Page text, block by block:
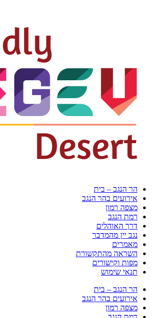
הר הנגב – בית
אירועים בהר הנגב
מצפה רמון
רמת הנגב
דרך האוהלים
נגב יין מהמדבר
מאמרים
השראה מהתקשורת
מפות וקישורים
תנאי שימוש
הר הנגב – בית
אירועים בהר הנגב
מצפה רמון